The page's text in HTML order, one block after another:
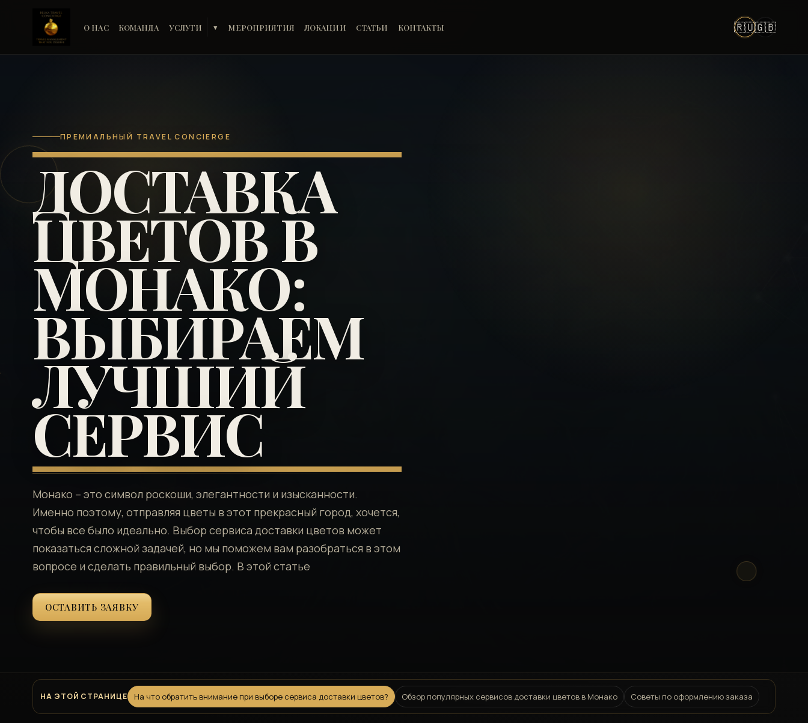
О НАС КОМАНДА УСЛУГИ ▾ МЕРОПРИЯТИЯ ЛОКАЦИИ СТАТЬИ КОНТАКТЫ 🇷🇺🇬🇧
ПРЕМИАЛЬНЫЙ TRAVEL CONCIERGE
ДОСТАВКА
ЦВЕТОВ В
МОНАКО:
ВЫБИРАЕМ
ЛУЧШИЙ
СЕРВИС
Монако – это символ роскоши, элегантности и изысканности.
Именно поэтому, отправляя цветы в этот прекрасный город, хочется,
чтобы все было идеально. Выбор сервиса доставки цветов может
показаться сложной задачей, но мы поможем вам разобраться в этом
вопросе и сделать правильный выбор. В этой статье
ОСТАВИТЬ ЗАЯВКУ
НА ЭТОЙ СТРАНИЦЕ На что обратить внимание при выборе сервиса доставки цветов? Обзор популярных сервисов доставки цветов в Монако Советы по оформлению заказа